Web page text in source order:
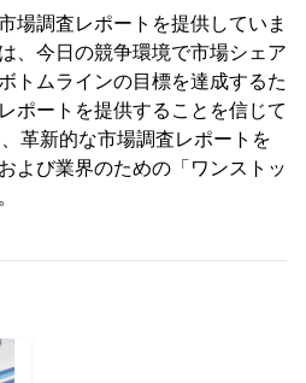
場調査レポートを提供していま
、今日の競争環境で市場シェア
トムラインの目標を達成するた
ポートを提供することを信じて
革新的な市場調査レポートを
よび業界のための「ワンストッ